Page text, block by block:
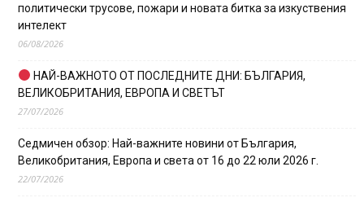
политически трусове, пожари и новата битка за изкуствения
интелект
06/08/2026
НАЙ-ВАЖНОТО ОТ ПОСЛЕДНИТЕ ДНИ: БЪЛГАРИЯ,
ВЕЛИКОБРИТАНИЯ, ЕВРОПА И СВЕТЪТ
27/07/2026
Седмичен обзор: Най-важните новини от България,
Великобритания, Европа и света от 16 до 22 юли 2026 г.
22/07/2026